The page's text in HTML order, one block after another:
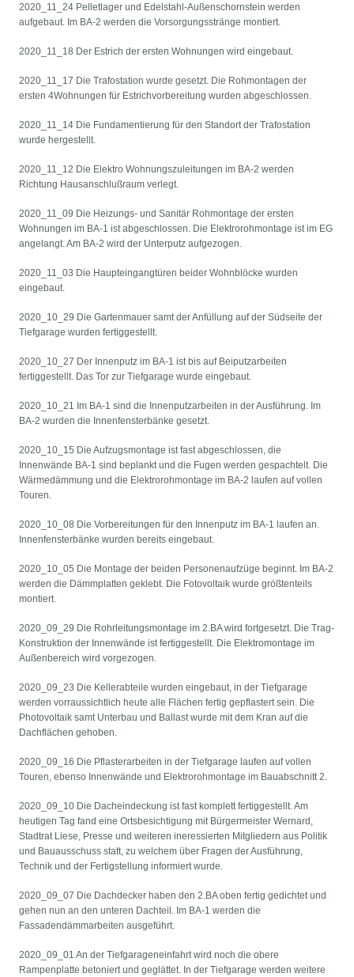
2020_11_24 Pelletlager und Edelstahl-Außenschornstein werden
aufgebaut. Im BA-2 werden die Vorsorgungsstränge montiert.
2020_11_18 Der Estrich der ersten Wohnungen wird eingebaut.
2020_11_17 Die Trafostation wurde gesetzt. Die Rohmontagen der
ersten 4Wohnungen für Estrichvorbereitung wurden abgeschlossen.
2020_11_14 Die Fundamentierung für den Standort der Trafostation
wurde hergestellt.
2020_11_12 Die Elektro Wohnungszuleitungen im BA-2 werden
Richtung Hausanschlußraum verlegt.
2020_11_09 Die Heizungs- und Sanitär Rohmontage der ersten
Wohnungen im BA-1 ist abgeschlossen. Die Elektrorohmontage ist im EG
angelangt. Am BA-2 wird der Unterputz aufgezogen.
2020_11_03 Die Haupteingangtüren beider Wohnblöcke wurden
eingebaut.
2020_10_29 Die Gartenmauer samt der Anfüllung auf der Südseite der
Tiefgarage wurden fertiggestellt.
2020_10_27 Der Innenputz im BA-1 ist bis auf Beiputzarbeiten
fertiggestellt. Das Tor zur Tiefgarage wurde eingebaut.
2020_10_21 Im BA-1 sind die Innenputzarbeiten in der Ausführung. Im
BA-2 wurden die Innenfensterbänke gesetzt.
2020_10_15 Die Aufzugsmontage ist fast abgeschlossen, die
Innenwände BA-1 sind beplankt und die Fugen werden gespachtelt. Die
Wärmedämmung und die Elektrorohmontage im BA-2 laufen auf vollen
Touren.
2020_10_08 Die Vorbereitungen für den Innenputz im BA-1 laufen an.
Innenfensterbänke wurden bereits eingebaut.
2020_10_05 Die Montage der beiden Personenaufzüge beginnt. Im BA-2
werden die Dämmplatten geklebt. Die Fotovoltaik wurde größtenteils
montiert.
2020_09_29 Die Rohrleitungsmontage im 2.BA wird fortgesetzt. Die Trag-
Konstruktion der Innenwände ist fertiggestellt. Die Elektromontage im
Außenbereich wird vorgezogen.
2020_09_23 Die Kellerabteile wurden eingebaut, in der Tiefgarage
werden vorraussichtlich heute alle Flächen fertig gepflastert sein. Die
Photovoltaik samt Unterbau und Ballast wurde mit dem Kran auf die
Dachflächen gehoben.
2020_09_16 Die Pflasterarbeiten in der Tiefgarage laufen auf vollen
Touren, ebenso Innenwände und Elektrorohmontage im Bauabschnitt 2.
2020_09_10 Die Dacheindeckung ist fast komplett fertiggestellt. Am
heutigen Tag fand eine Ortsbesichtigung mit Bürgermeister Wernard,
Stadtrat Liese, Presse und weiteren ineressierten Mitgliedern aus Politik
und Bauausschuss statt, zu welchem über Fragen der Ausführung,
Technik und der Fertigstellung informiert wurde.
2020_09_07 Die Dachdecker haben den 2.BA oben fertig gedichtet und
gehen nun an den unteren Dachteil. Im BA-1 werden die
Fassadendämmarbeiten ausgeführt.
2020_09_01 An der Tiefgarageneinfahrt wird noch die obere
Rampenplatte betoniert und geglättet. In der Tiefgarage werden weitere